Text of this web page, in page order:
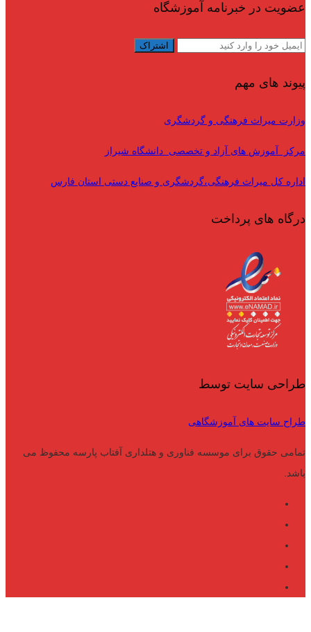
عضویت در خبرنامه آموزشگاه
پیوند های مهم
وزارت میراث فرهنگی و گردشگری
مرکز آموزش های آزاد و تخصصی دانشگاه شیراز
اداره کل میراث فرهنگی،گردشگری و صنایع دستی استان فارس
درگاه های پرداخت
طراحی سایت توسط
طراح سایت های آموزشگاهی
تمامی حقوق برای موسسه فناوری و هتلداری آفتاب پارسه محفوظ می
باشد.